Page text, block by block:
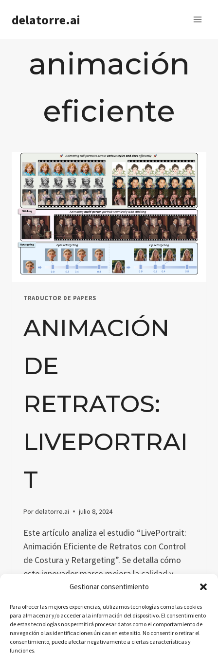
Gestionar consentimiento
Para ofrecer las mejores experiencias, utilizamos tecnologías como las cookies
para almacenar y/o acceder a la información del dispositivo. El consentimiento
de estas tecnologías nos permitirá procesar datos como el comportamiento de
navegación o las identificaciones únicas en este sitio. No consentir o retirar el
consentimiento, puede afectar negativamente a ciertas características y
funciones.
delatorre.ai
animación
eficiente
TRADUCTOR DE PAPERS
ANIMACIÓN
DE
RETRATOS:
LIVEPORTRAI
T
Pordelatorre.ai julio 8, 2024
Este artículo analiza el estudio “LivePortrait:
Animación Eficiente de Retratos con Control
de Costura y Retargeting”. Se detalla cómo
este innovador marco mejora la calidad y
eficiencia en la animación de retratos,
implícitos y módulos avanzados de retargeting
y costura.
LEER MÁS